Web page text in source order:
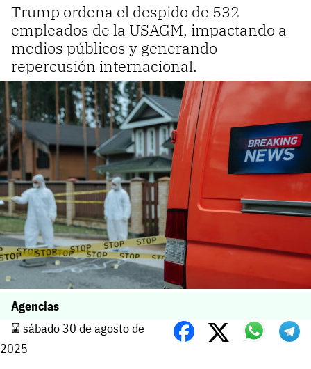
Trump ordena el despido de 532
empleados de la USAGM, impactando a
medios públicos y generando
repercusión internacional.
Agencias
⌛️ sábado 30 de agosto de
2025